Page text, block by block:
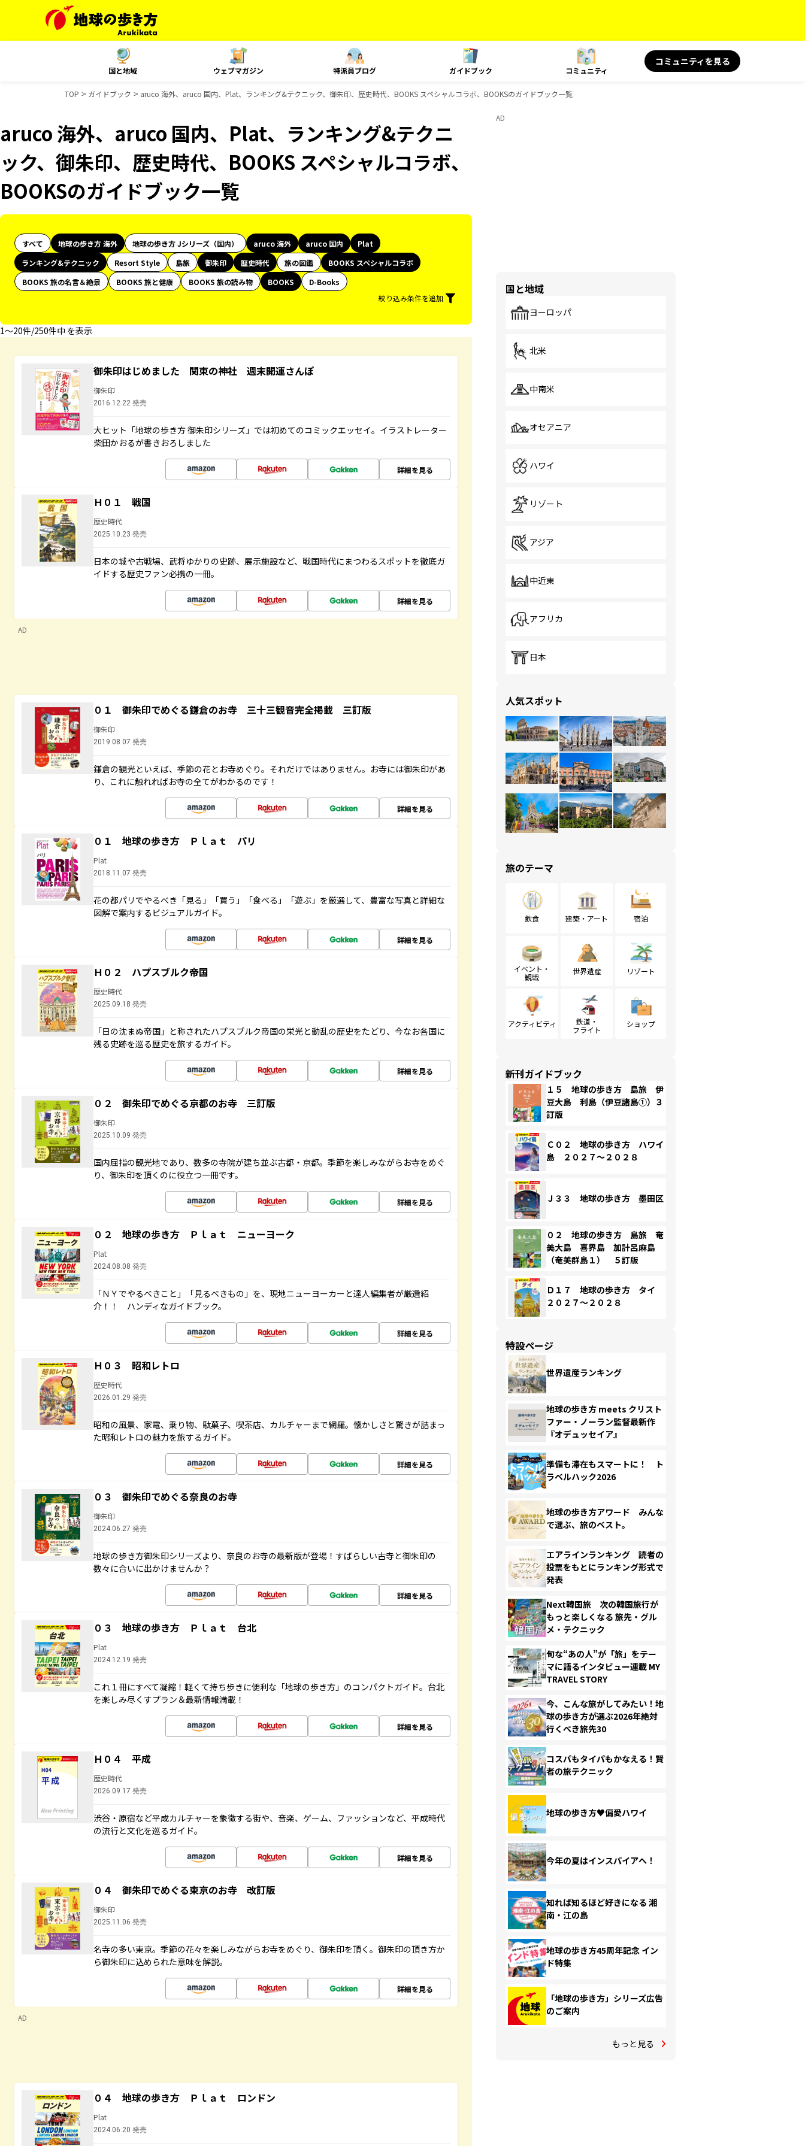
国と地域 ウェブマガジン 特派員ブログ ガイドブック コミュニティ
コミュニティを見る
TOP ガイドブック aruco 海外、aruco 国内、Plat、ランキング&テクニック、御朱印、歴史時代、BOOKS スペシャルコラボ、BOOKSのガイドブック一覧
aruco 海外、aruco 国内、Plat、ランキング&テクニ
ック、御朱印、歴史時代、BOOKS スペシャルコラボ、
BOOKSのガイドブック一覧
すべて 地球の歩き方 海外 地球の歩き方 Jシリーズ（国内） aruco 海外 aruco 国内
Plat
ランキング&テクニック
Resort Style 島旅 御朱印 歴史時代 旅の図鑑
BOOKS スペシャルコラボ
BOOKS 旅の名言＆絶景
BOOKS 旅と健康 BOOKS 旅の読み物 BOOKS
D-Books
絞り込み条件を追加
1〜20件/250件中 を表示
御朱印はじめました 関東の神社 週末開運さんぽ
御朱印
2016.12.22 発売
大ヒット「地球の歩き方 御朱印シリーズ」では初めてのコミックエッセイ。イラストレーター
柴田かおるが書きおろしました
詳細を見る
Ｈ０１ 戦国
歴史時代
2025.10.23 発売
日本の城や古戦場、武将ゆかりの史跡、展示施設など、戦国時代にまつわるスポットを徹底ガ
イドする歴史ファン必携の一冊。
詳細を見る
AD
０１ 御朱印でめぐる鎌倉のお寺 三十三観音完全掲載 三訂版
御朱印
2019.08.07 発売
鎌倉の観光といえば、季節の花とお寺めぐり。それだけではありません。お寺には御朱印があ
り、これに触れればお寺の全てがわかるのです！
詳細を見る
０１ 地球の歩き方 Ｐｌａｔ パリ
Plat
2018.11.07 発売
花の都パリでやるべき「見る」「買う」「食べる」「遊ぶ」を厳選して、豊富な写真と詳細な
図解で案内するビジュアルガイド。
詳細を見る
Ｈ０２ ハプスブルク帝国
歴史時代
2025.09.18 発売
「日の沈まぬ帝国」と称されたハプスブルク帝国の栄光と動乱の歴史をたどり、今なお各国に
残る史跡を巡る歴史を旅するガイド。
詳細を見る
０２ 御朱印でめぐる京都のお寺 三訂版
御朱印
2025.10.09 発売
国内屈指の観光地であり、数多の寺院が建ち並ぶ古都・京都。季節を楽しみながらお寺をめぐ
り、御朱印を頂くのに役立つ一冊です。
詳細を見る
０２ 地球の歩き方 Ｐｌａｔ ニューヨーク
Plat
2024.08.08 発売
「ＮＹでやるべきこと」「見るべきもの」を、現地ニューヨーカーと達人編集者が厳選紹
介！！ ハンディなガイドブック。
詳細を見る
Ｈ０３ 昭和レトロ
歴史時代
2026.01.29 発売
昭和の風景、家電、乗り物、駄菓子、喫茶店、カルチャーまで網羅。懐かしさと驚きが詰まっ
た昭和レトロの魅力を旅するガイド。
詳細を見る
０３ 御朱印でめぐる奈良のお寺
御朱印
2024.06.27 発売
地球の歩き方御朱印シリーズより、奈良のお寺の最新版が登場！すばらしい古寺と御朱印の
数々に合いに出かけませんか？
詳細を見る
０３ 地球の歩き方 Ｐｌａｔ 台北
Plat
2024.12.19 発売
これ１冊にすべて凝縮！軽くて持ち歩きに便利な「地球の歩き方」のコンパクトガイド。台北
を楽しみ尽くすプラン＆最新情報満載！
詳細を見る
Ｈ０４ 平成
歴史時代
2026.09.17 発売
渋谷・原宿など平成カルチャーを象徴する街や、音楽、ゲーム、ファッションなど、平成時代
の流行と文化を巡るガイド。
詳細を見る
０４ 御朱印でめぐる東京のお寺 改訂版
御朱印
2025.11.06 発売
名寺の多い東京。季節の花々を楽しみながらお寺をめぐり、御朱印を頂く。御朱印の頂き方か
ら御朱印に込められた意味を解説。
詳細を見る
AD
０４ 地球の歩き方 Ｐｌａｔ ロンドン
Plat
2024.06.20 発売
AD
国と地域
ヨーロッパ
北米
中南米
オセアニア
ハワイ
リゾート
アジア
中近東
アフリカ
日本
人気スポット
旅のテーマ
飲食 建築・アート 宿泊
イベント・
観戦
世界遺産 リゾート
アクティビティ
鉄道・
フライト
ショップ
新刊ガイドブック
１５ 地球の歩き方 島旅 伊
豆大島 利島（伊豆諸島①）３
訂版
Ｃ０２ 地球の歩き方 ハワイ
島 ２０２７～２０２８
Ｊ３３ 地球の歩き方 墨田区
０２ 地球の歩き方 島旅 奄
美大島 喜界島 加計呂麻島
（奄美群島１） ５訂版
Ｄ１７ 地球の歩き方 タイ
２０２７～２０２８
特設ページ
世界遺産ランキング
地球の歩き方 meets クリスト
ファー・ノーラン監督最新作
『オデュッセイア』
準備も滞在もスマートに！ ト
ラベルハック2026
地球の歩き方アワード みんな
で選ぶ、旅のベスト。
エアラインランキング 読者の
投票をもとにランキング形式で
発表
Next韓国旅 次の韓国旅行が
もっと楽しくなる 旅先・グル
メ・テクニック
旬な“あの人”が「旅」をテー
マに語るインタビュー連載 MY
TRAVEL STORY
今、こんな旅がしてみたい！地
球の歩き方が選ぶ2026年絶対
行くべき旅先30
コスパもタイパもかなえる！賢
者の旅テクニック
地球の歩き方♥偏愛ハワイ
今年の夏はインスパイアへ！
知れば知るほど好きになる 湘
南・江の島
地球の歩き方45周年記念 イン
ド特集
「地球の歩き方」シリーズ広告
のご案内
もっと見る